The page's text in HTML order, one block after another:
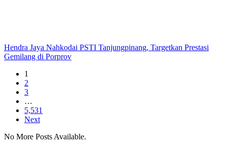
Hendra Jaya Nahkodai PSTI Tanjungpinang, Targetkan Prestasi
Gemilang di Porprov
1
2
3
…
5,531
Next
No More Posts Available.